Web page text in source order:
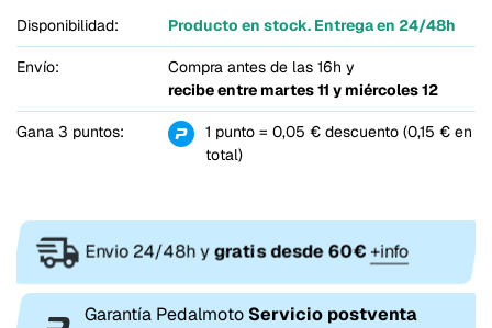
Disponibilidad: Producto en stock. Entrega en 24/48h
Envío:
Compra antes de las 16h y
recibe entre martes 11 y miércoles 12
Gana 3 puntos:
1 punto = 0,05 € descuento (0,15 € en
total)
Envio 24/48h ygratis desde 60€+info
Garantía Pedalmoto Servicio postventa